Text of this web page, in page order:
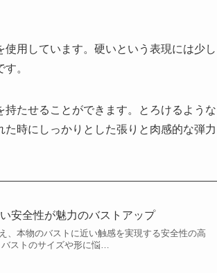
用しています。硬いという表現には少し
。
たせることができます。とろけるような
時にしっかりとした張りと肉感的な弾力
安全性が魅力のバストアップ
、本物のバストに近い触感を実現する安全性の高
ストのサイズや形に悩…